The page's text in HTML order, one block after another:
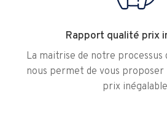
Rapport qualité prix
La maitrise de notre
nous permet de vous
prix